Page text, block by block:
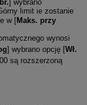
] wybrano
limit ie zostanie
w [Maks. przy
wynosi
] wybrano opcję [Wł.
są rozszerzoną